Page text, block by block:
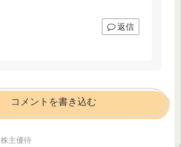
返信
コメントを書き込む
株主優待